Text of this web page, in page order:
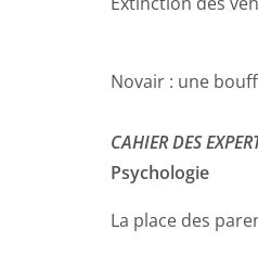
Novair : une
CAHIER DES
Psychologie
La place des